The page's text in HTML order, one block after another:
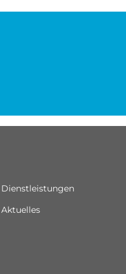
Dienstleistungen
Aktuelles